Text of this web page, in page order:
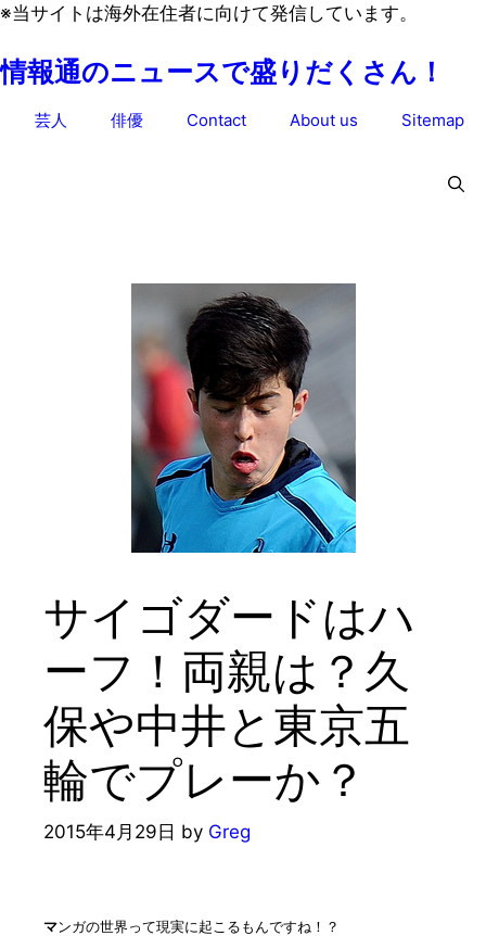
コ
テ
※当サイトは海外在住者に向けて発信しています。
情報通のニュースで盛りだくさん！
芸人 俳優 Contact About us Sitemap
サイゴダードはハ
ーフ！両親は？久
保や中井と東京五
輪でプレーか？
2015年4月29日 by Greg
マンガの世界って現実に起こるもんですね！？